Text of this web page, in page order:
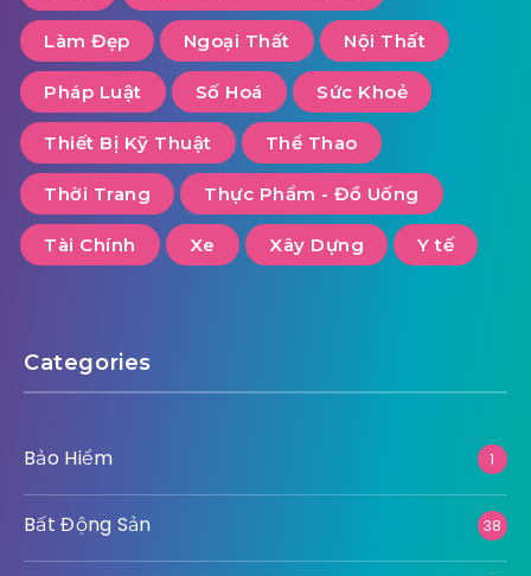
Làm Đẹp Ngoại Thất Nội Thất
Pháp Luật Số Hoá Sức Khoẻ
Thiết Bị Kỹ Thuật Thể Thao
Thời Trang Thực Phẩm - Đồ Uống
Tài Chính Xe Xây Dựng Y tế
Categories
Bảo Hiểm 1
Bất Động Sản 38